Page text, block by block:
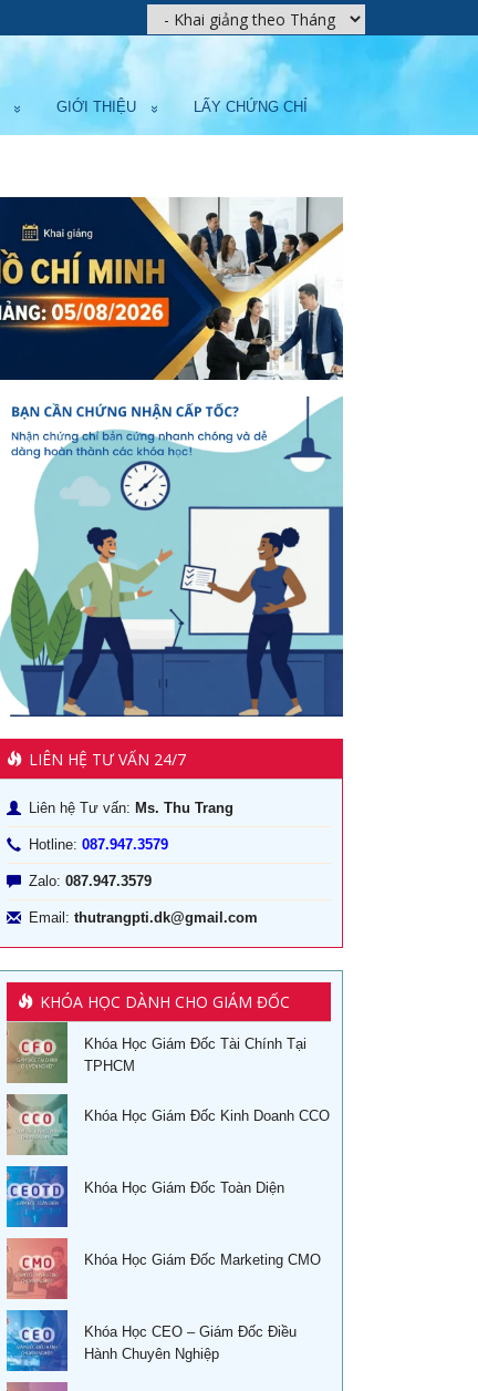
GIỚI THIỆU LẤY CHỨNG CHỈ
LIÊN HỆ TƯ VẤN 24/7
Liên hệ Tư vấn: Ms. Thu Trang
Hotline: 087.947.3579
Zalo: 087.947.3579
Email: thutrangpti.dk@gmail.com
KHÓA HỌC DÀNH CHO GIÁM ĐỐC
Khóa Học Giám Đốc Tài Chính Tại
TPHCM
Khóa Học Giám Đốc Kinh Doanh CCO
Khóa Học Giám Đốc Toàn Diện
Khóa Học Giám Đốc Marketing CMO
Khóa Học CEO – Giám Đốc Điều
Hành Chuyên Nghiệp